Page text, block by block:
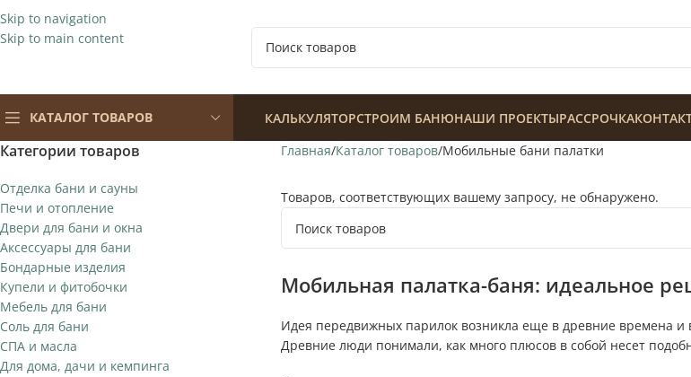
Skip to navigation
Skip to main content
КАТАЛОГ ТОВАРОВ КАЛЬКУЛЯТОРСТРОИМ БАНЮНАШИ ПРОЕКТЫРАССРОЧКА
Категории товаров
Отделка бани и сауны
Печи и отопление
Двери для бани и окна
Аксессуары для бани
Бондарные изделия
Купели и фитобочки
Мебель для бани
Соль для бани
СПА и масла
Для дома, дачи и кемпинга
Главная Каталог товаров Мобильные бани палатки
Товаров, соответствующих вашему запросу, не обнаружено.
Мобильная палатка-баня: идеальное
Идея передвижных парилок возникла еще в древние времена и
Древние люди понимали, как много плюсов в собой несет